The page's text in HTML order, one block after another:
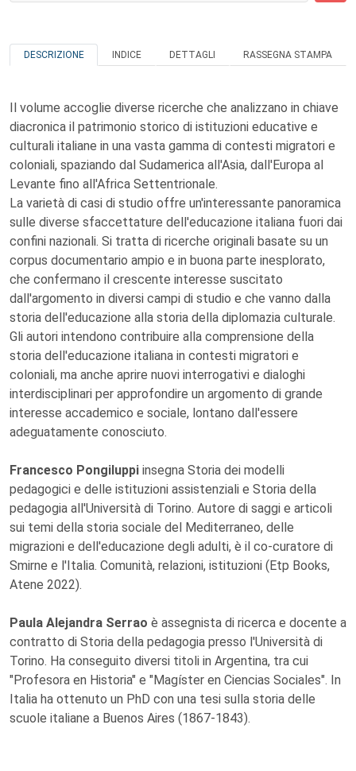
DESCRIZIONE INDICE DETTAGLI RASSEGNA STAMPA
Il volume accoglie diverse ricerche che analizzano in chiave
diacronica il patrimonio storico di istituzioni educative e
culturali italiane in una vasta gamma di contesti migratori e
coloniali, spaziando dal Sudamerica all'Asia, dall'Europa al
Levante fino all'Africa Settentrionale.
La varietà di casi di studio offre un'interessante panoramica
sulle diverse sfaccettature dell'educazione italiana fuori dai
confini nazionali. Si tratta di ricerche originali basate su un
corpus documentario ampio e in buona parte inesplorato,
che confermano il crescente interesse suscitato
dall'argomento in diversi campi di studio e che vanno dalla
storia dell'educazione alla storia della diplomazia culturale.
Gli autori intendono contribuire alla comprensione della
storia dell'educazione italiana in contesti migratori e
coloniali, ma anche aprire nuovi interrogativi e dialoghi
interdisciplinari per approfondire un argomento di grande
interesse accademico e sociale, lontano dall'essere
adeguatamente conosciuto.
Francesco Pongiluppi insegna Storia dei modelli
pedagogici e delle istituzioni assistenziali e Storia della
pedagogia all'Università di Torino. Autore di saggi e articoli
sui temi della storia sociale del Mediterraneo, delle
migrazioni e dell'educazione degli adulti, è il co-curatore di
Smirne e l'Italia. Comunità, relazioni, istituzioni (Etp Books,
Atene 2022).
Paula Alejandra Serrao è assegnista di ricerca e docente a
contratto di Storia della pedagogia presso l'Università di
Torino. Ha conseguito diversi titoli in Argentina, tra cui
"Profesora en Historia" e "Magíster en Ciencias Sociales". In
Italia ha ottenuto un PhD con una tesi sulla storia delle
scuole italiane a Buenos Aires (1867-1843).